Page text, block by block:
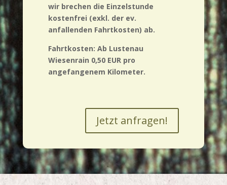
wir brechen die Einzelstunde
kostenfrei (exkl. der ev.
anfallenden Fahrtkosten) ab.
Fahrtkosten: Ab Lustenau
Wiesenrain 0,50 EUR pro
angefangenem Kilometer.
Jetzt anfragen!